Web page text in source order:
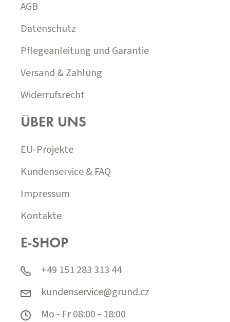
AGB
Datenschutz
Pflegeanleitung und Garantie
Versand & Zahlung
Widerrufsrecht
ÜBER UNS
EU-Projekte
Kundenservice & FAQ
Impressum
Kontakte
E-SHOP
+49 151 283 313 44
kundenservice@grund.cz
Mo - Fr 08:00 - 18:00